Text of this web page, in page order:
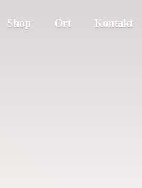
Shop Ort Kontakt